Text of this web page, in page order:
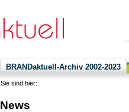
BRANDaktuell-Archiv 2002-2023
Sie sind hier:
News